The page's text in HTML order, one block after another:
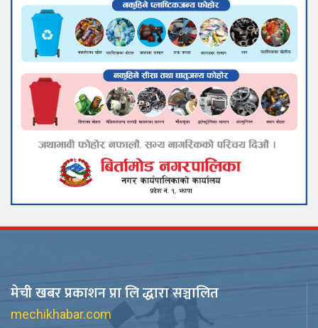
मेची खबर प्रकाशन प्रा लि द्धारा सञ्चालित
mechikhabar.com